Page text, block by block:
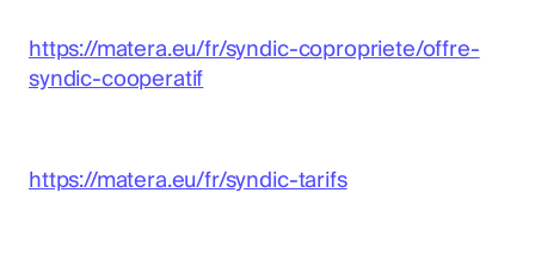
https://matera.eu/fr/syndic-copropriete/offre-
syndic-cooperatif
https://matera.eu/fr/syndic-tarifs